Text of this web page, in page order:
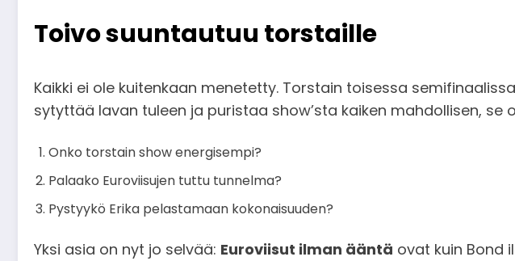
Toivo suuntautuu torstaille
Kaikki ei ole kuitenkaan menetetty. Torstain toisessa
sytyttää lavan tuleen ja puristaa show’sta kaiken mahdollisen, se
Onko torstain show energisempi?
Palaako Euroviisujen tuttu tunnelma?
Pystyykö Erika pelastamaan kokonaisuuden?
Yksi asia on nyt jo selvää: Euroviisut ilman ääntä ovat kuin Bond